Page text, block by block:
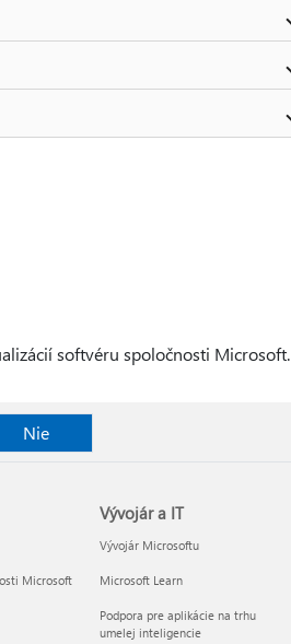
softvéru spoločnosti Microsoft.
Nie
Microsoft
Vývojár a IT
Vývojár Microsoftu
Microsoft Learn
Podpora pre aplikácie na trhu
umelej inteligencie